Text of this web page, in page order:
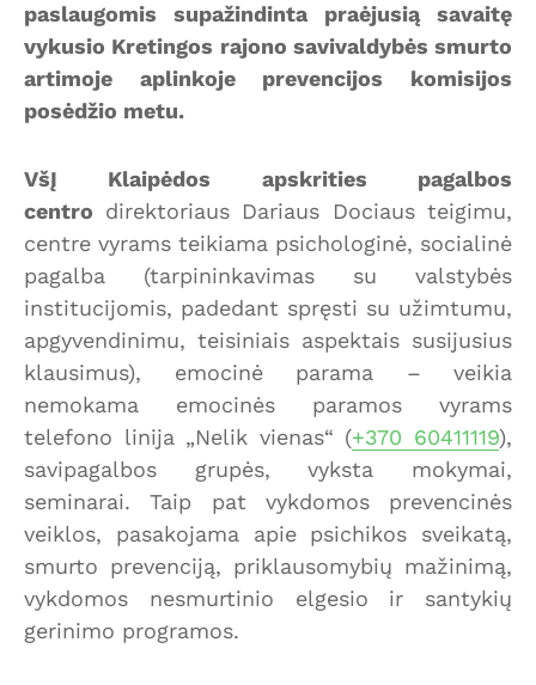
paslaugomis supažindinta praėjusią savaitę
vykusio Kretingos rajono savivaldybės smurto
artimoje aplinkoje prevencijos komisijos
posėdžio metu.
VšĮ Klaipėdos apskrities pagalbos
centro direktoriaus Dariaus Dociaus teigimu,
centre vyrams teikiama psichologinė, socialinė
pagalba (tarpininkavimas su valstybės
institucijomis, padedant spręsti su užimtumu,
apgyvendinimu, teisiniais aspektais susijusius
klausimus), emocinė parama – veikia
nemokama emocinės paramos vyrams
telefono linija „Nelik vienas“ (+370 60411119),
savipagalbos grupės, vyksta mokymai,
seminarai. Taip pat vykdomos prevencinės
veiklos, pasakojama apie psichikos sveikatą,
smurto prevenciją, priklausomybių mažinimą,
vykdomos nesmurtinio elgesio ir santykių
gerinimo programos.